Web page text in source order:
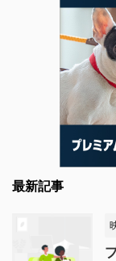
最新記事